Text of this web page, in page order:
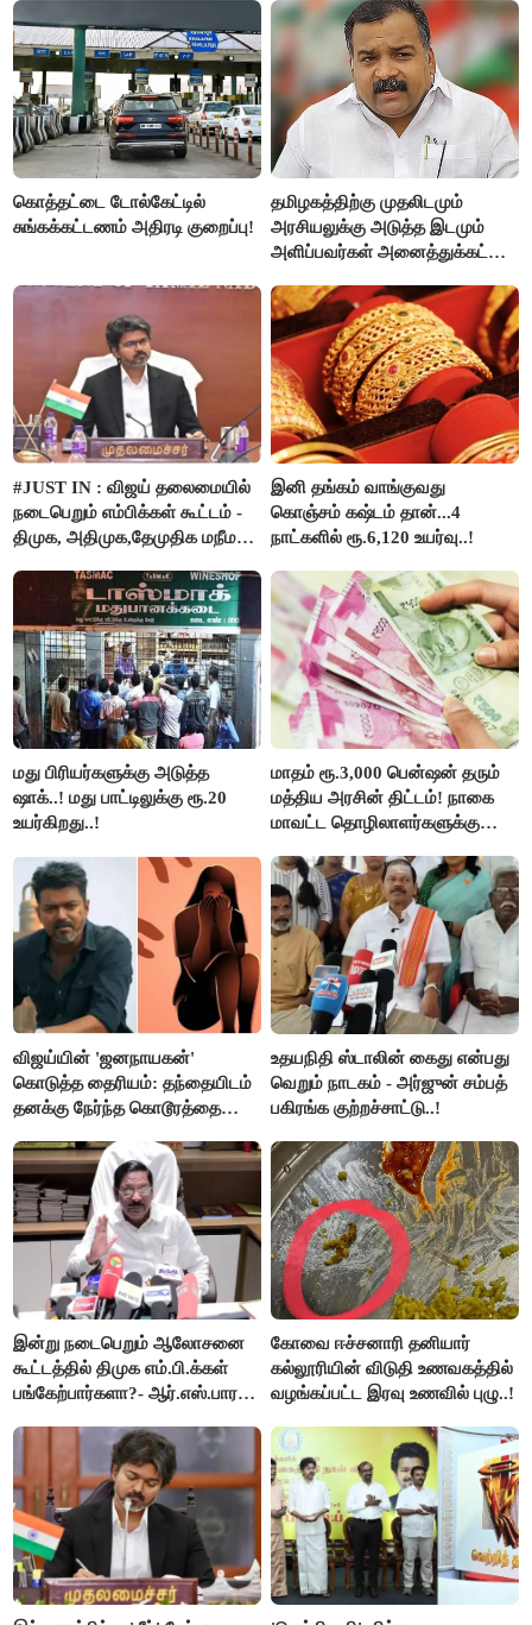
கொத்தட்டை டோல்கேட்டில்
சுங்கக்கட்டணம் அதிரடி குறைப்பு!
தமிழகத்திற்கு முதலிடமும்
அரசியலுக்கு அடுத்த இடமும்
அளிப்பவர்கள் அனைத்துக்கட்சி
பங்கேற்பார்கள் - மாணிக்கம்
தாகூர்..!!
#JUST IN : விஜய் தலைமையில்
நடைபெறும் எம்பிக்கள் கூட்டம் -
திமுக, அதிமுக,தேமுதிக மநீம
இனி தங்கம் வாங்குவது
கொஞ்சம் கஷ்டம் தான்...4
நாட்களில் ரூ.6,120 உயர்வு..!
மது பிரியர்களுக்கு அடுத்த
ஷாக்..! மது பாட்டிலுக்கு ரூ.20
உயர்கிறது..!
மாதம் ரூ.3,000 பென்ஷன் தரும்
மத்திய அரசின் திட்டம்! நாகை
மாவட்ட தொழிலாளர்களுக்கு
செய்தி!
விஜய்யின் 'ஜனநாயகன்'
கொடுத்த தைரியம்: தந்தையிடம்
தனக்கு நேர்ந்த கொடூரத்தை
உதயநிதி ஸ்டாலின் கைது என்பது
வெறும் நாடகம் - அர்ஜுன் சம்பத்
பகிரங்க குற்றச்சாட்டு..!
இன்று நடைபெறும் ஆலோசனை
கூட்டத்தில் திமுக எம்.பி.க்கள்
பங்கேற்பார்களா?- ஆர்.எஸ்.பாரதி
கோவை ஈச்சனாரி தனியார்
கல்லூரியின் விடுதி உணவகத்தில்
வழங்கப்பட்ட இரவு உணவில் புழு..!